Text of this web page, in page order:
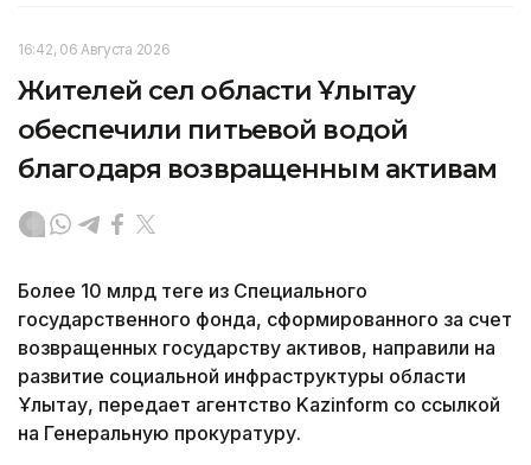
16:42, 06 Августа 2026
Жителей сел области Ұлытау
обеспечили питьевой водой
благодаря возвращенным активам
Более 10 млрд теңге из Специального
государственного фонда, сформированного за счет
возвращенных государству активов, направили на
развитие социальной инфраструктуры области
Ұлытау, передает агентство Kazinform со ссылкой
на Генеральную прокуратуру.